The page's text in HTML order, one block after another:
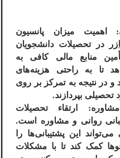
اهمیت میزان پانسیون
در تحصیلات دانشجویان
منابع مالی کافی به
تا به راحتی هزینه‌های
و در نتیجه به تمرکز بر روی
تحصیلی بپردازند.
ارتقاء تحصیلات
روانی و مشاوره است.
می‌تواند این پشتیبانی‌ها را
کمک کند تا با مشکلات